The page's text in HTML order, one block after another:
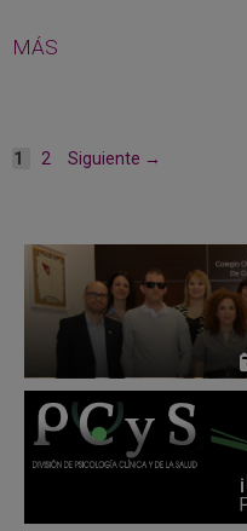
MÁS
Página
1 Página
2 Siguiente →